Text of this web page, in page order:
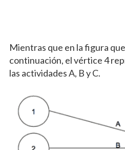
Mientras que en la figura
continuación, el vértice 4
las actividades A, B y C.